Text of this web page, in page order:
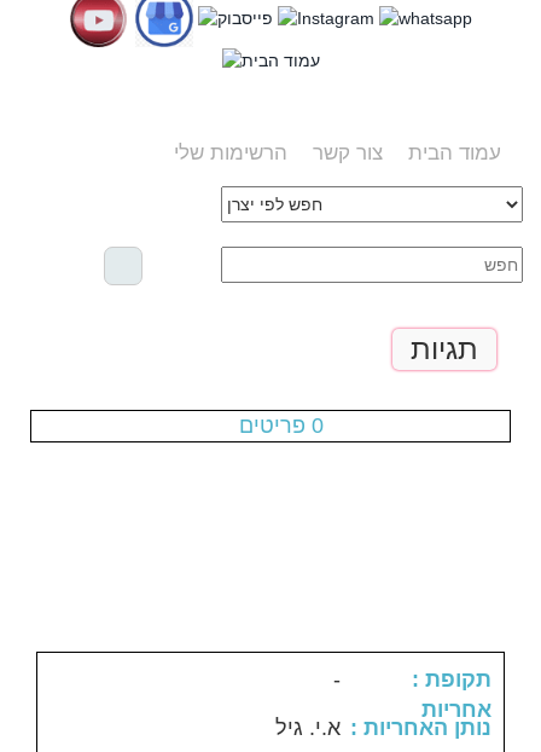
הרשימות שלי עמוד הבית צור קשר
תגיות
0 פריטים
: תקופת
אחריות
-
: נותן האחריות
א.י. גיל